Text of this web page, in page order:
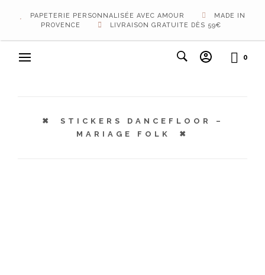
PAPETERIE PERSONNALISÉE AVEC AMOUR
MADE IN
PROVENCE
LIVRAISON GRATUITE DÈS 59€
0
STICKERS DANCEFLOOR –
MARIAGE FOLK